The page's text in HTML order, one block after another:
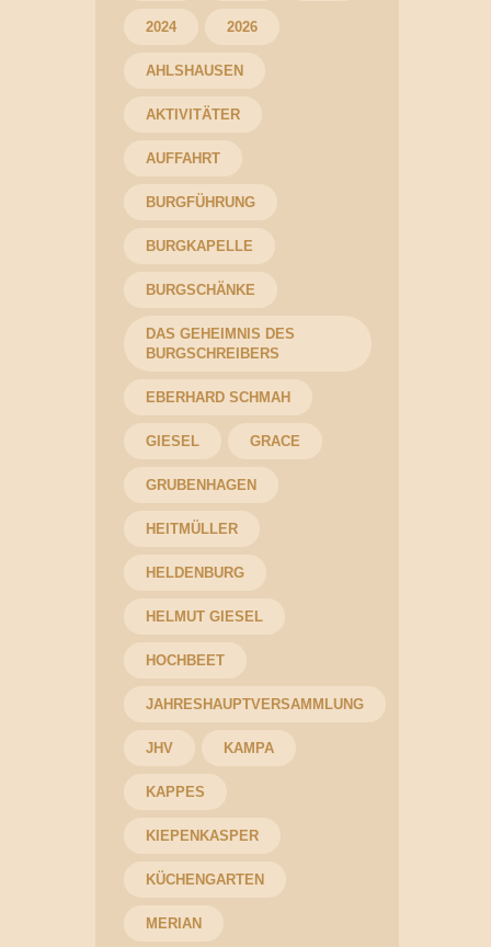
2024 2026
AHLSHAUSEN
AKTIVITÄTER
AUFFAHRT
BURGFÜHRUNG
BURGKAPELLE
BURGSCHÄNKE
DAS GEHEIMNIS DES
BURGSCHREIBERS
EBERHARD SCHMAH
GIESEL GRACE
GRUBENHAGEN
HEITMÜLLER
HELDENBURG
HELMUT GIESEL
HOCHBEET
JAHRESHAUPTVERSAMMLUNG
JHV KAMPA
KAPPES
KIEPENKASPER
KÜCHENGARTEN
MERIAN